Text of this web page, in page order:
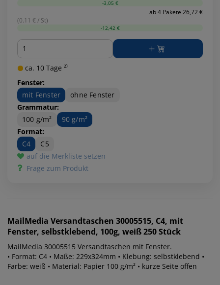
-3,05 €
ab 4 Pakete 26,72 €
(0.11 € / St)
-12,42 €
Menge
ca. 10 Tage ²⁾
Fenster:
mit Fenster
ohne Fenster
Grammatur:
100 g/m²
90 g/m²
Format:
C4
C5
auf die Merkliste setzen
Frage zum Produkt
MailMedia Versandtaschen 30005515, C4, mit
Fenster, selbstklebend, 100g, weiß 250 Stück
MailMedia 30005515 Versandtaschen mit Fenster.
• Format: C4 • Maße: 229x324mm • Klebung: selbstklebend •
Farbe: weiß • Material: Papier 100 g/m² • kurze Seite offen